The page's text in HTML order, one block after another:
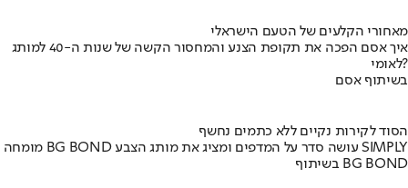
מאחורי הקלעים של הטעם הישראלי
איך אסם הפכה את תקופת הצנע והמחסור הקשה של שנות ה-40 למותג
לאומי?
בשיתוף אסם
הסוד לקירות נקיים ללא כתמים נחשף
מומחה BG BOND עושה סדר על המדפים ומציג את מותג הצבע SIMPLY
בשיתוף BG BOND